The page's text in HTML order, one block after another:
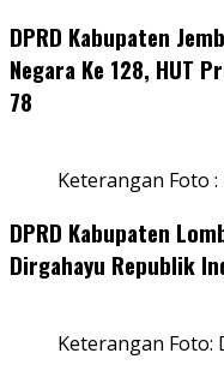
DPRD Kabupaten
Negara Ke 128, HUT
78
Keterangan Foto
DPRD Kabupaten
Dirgahayu Republik
Keterangan Foto: